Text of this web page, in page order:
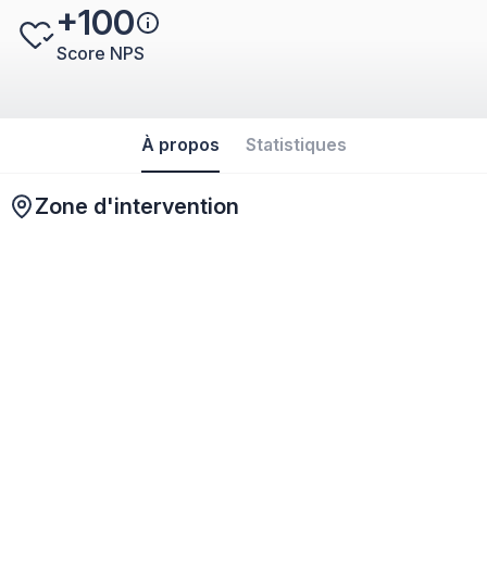
+100
Score NPS
À propos Statistiques
Zone d'intervention